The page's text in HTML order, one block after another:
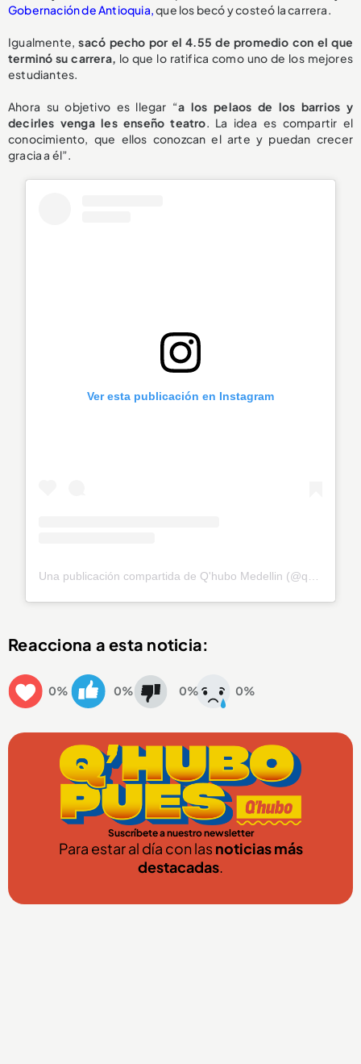
Gobernación de Antioquia,que los becó y costeó la carrera.
Igualmente,sacó pecho por el 4.55 de promedio con el que
terminó su carrera, lo que lo ratifica como uno de los mejores
estudiantes.
Ahora su objetivo es llegar “a los pelaos de los barrios y
decirles venga les enseño teatro. La idea es compartir el
conocimiento, que ellos conozcan el arte y puedan crecer
gracia a él”.
Ver esta publicación en Instagram
Reacciona a esta noticia:
0% 0% 0% 0%
Suscríbete a nuestro newsletter
Para estar al día con lasnoticias más
destacadas.